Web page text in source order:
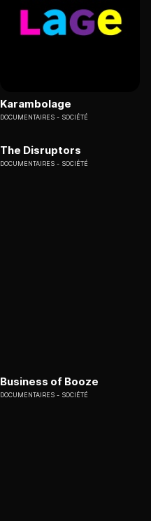
Karambolage
DOCUMENTAIRES SOCIÉTÉ
The Disruptors
DOCUMENTAIRES SOCIÉTÉ
Business of Booze
DOCUMENTAIRES SOCIÉTÉ